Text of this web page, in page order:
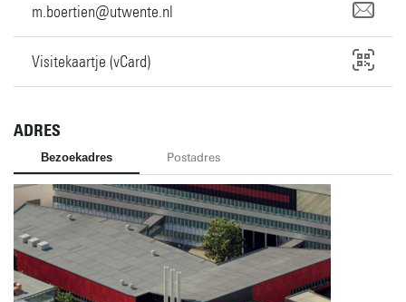
m.boertien@utwente.nl
Visitekaartje (vCard)
ADRES
Bezoekadres Postadres